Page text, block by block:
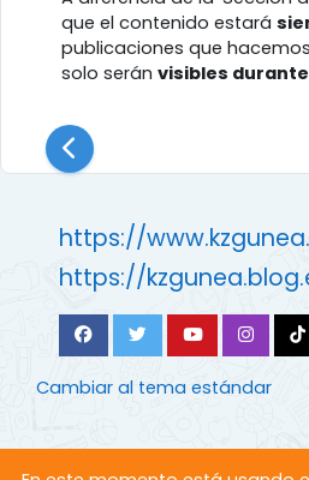
que el contenido estará
publicaciones que hacemos
solo serán visibles
https://
https://
Cambiar al tema estándar